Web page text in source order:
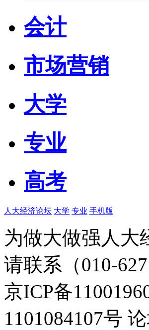
会计
市场营销
大学
专业
高考
人大经济论坛 大学 专业 手机版
为做大做强人大
请联系（010-
京ICP备
1101084107号